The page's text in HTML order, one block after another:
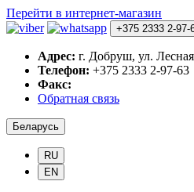
Перейти в интернет-магазин
+375 2333 2-97-
Адрес: г. Добруш, ул.
Телефон: +375 2333 2-97-63
Факс:
Обратная связь
Беларусь
RU
EN